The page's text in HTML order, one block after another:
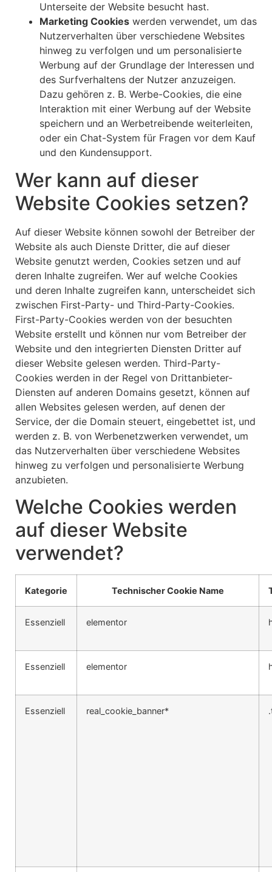
Unterseite der Website besucht hast.
Marketing Cookies werden verwendet, um das
Nutzerverhalten über verschiedene Websites
hinweg zu verfolgen und um personalisierte
Werbung auf der Grundlage der Interessen und
des Surfverhaltens der Nutzer anzuzeigen.
Dazu gehören z. B. Werbe-Cookies, die eine
Interaktion mit einer Werbung auf der Website
speichern und an Werbetreibende weiterleiten,
oder ein Chat-System für Fragen vor dem Kauf
und den Kundensupport.
Wer kann auf dieser
Website Cookies setzen?
Auf dieser Website können sowohl der Betreiber der
Website als auch Dienste Dritter, die auf dieser
Website genutzt werden, Cookies setzen und auf
deren Inhalte zugreifen. Wer auf welche Cookies
und deren Inhalte zugreifen kann, unterscheidet sich
zwischen First-Party- und Third-Party-Cookies.
First-Party-Cookies werden von der besuchten
Website erstellt und können nur vom Betreiber der
Website und den integrierten Diensten Dritter auf
dieser Website gelesen werden. Third-Party-
Cookies werden in der Regel von Drittanbieter-
Diensten auf anderen Domains gesetzt, können auf
allen Websites gelesen werden, auf denen der
Service, der die Domain steuert, eingebettet ist, und
werden z. B. von Werbenetzwerken verwendet, um
das Nutzerverhalten über verschiedene Websites
hinweg zu verfolgen und personalisierte Werbung
anzubieten.
Welche Cookies werden
auf dieser Website
verwendet?
Kategorie Technischer Cookie Name
Essenziell elementor
Essenziell elementor
Essenziell real_cookie_banner*